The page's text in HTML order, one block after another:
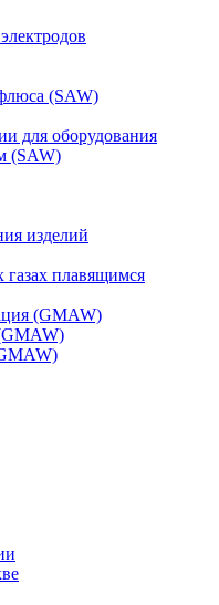
(SAW)
для оборудования
(SAW)
изделий
газах плавящимся
(GMAW)